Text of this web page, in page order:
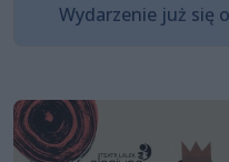
Wydarzenie już się